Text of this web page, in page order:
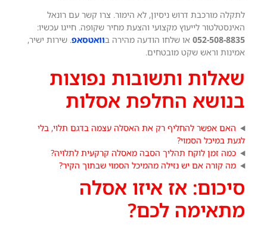
לתקלה מורכבת דרוש ניסיון, לא הימור. צרו קשר עם רונאל
האינסטלטור לייעוץ מקצועי והצעת מחיר שקופה. חייגו עכשיו:
052-508-8835או שלחו הודעה מהירה בוואטסאפ. שירות ישיר,
אמינות וראש שקט מובטחים.
שאלות ותשובות נפוצות
בנושא החלפת אסלות
האם אפשר להחליף רק את האסלה עצמה בדגם תלוי, בלי
לגעת במיכל הסמוי?
כמה זמן לוקח תהליך הסבה מאסלה קרקעית לתלויה?
מה קורה אם יש נזילה מהמיכל הסמוי שבתוך הקיר?
סיכום: אז איזו אסלה
מתאימה לכם?